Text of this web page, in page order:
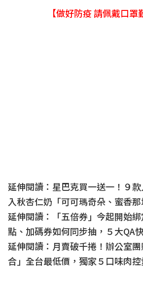
【做好防疫 請佩戴口罩
延伸閱讀： 星巴克買一送一！９
入秋杏仁奶「可可瑪奇朵、蜜香那
延伸閱讀：
「五倍券」今起開始
點、加碼券如何同步抽，５大QA
延伸閱讀： 月賣破千捲！辦公室
合」全台最低價，獨家５口味肉